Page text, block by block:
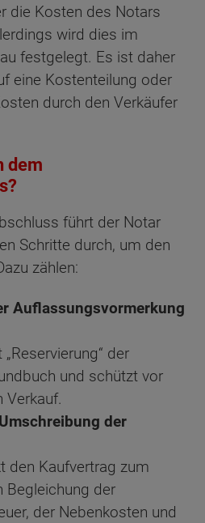
die Kosten des Notars
wird dies im
festgelegt. Es ist daher
eine Kostenteilung oder
durch den Verkäufer
dem
führt der Notar
Schritte durch, um den
zählen:
Auflassungsvormerkung
der
und schützt vor
Verkauf.
der
den Kaufvertrag zum
Begleichung der
der Nebenkosten und